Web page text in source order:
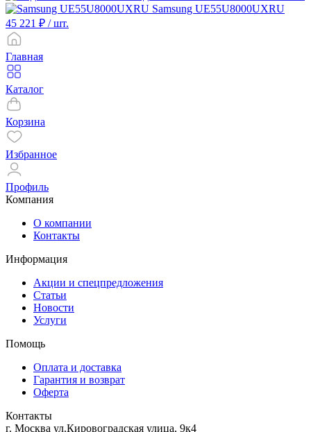
Samsung UE55U8000UXRU
45 221 ₽ / шт.
Главная
Каталог
Корзина
Избранное
Профиль
Компания
О компании
Контакты
Информация
Акции и спецпредложения
Статьи
Новости
Услуги
Помощь
Оплата и доставка
Гарантия и возврат
Оферта
Контакты
г. Москва ул.Кировоградская улица, 9к4